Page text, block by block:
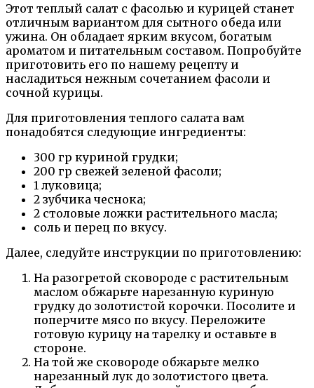
Этот теплый салат с фасолью и курицей станет
отличным вариантом для сытного обеда или
ужина. Он обладает ярким вкусом, богатым
ароматом и питательным составом. Попробуйте
приготовить его по нашему рецепту и
насладиться нежным сочетанием фасоли и
сочной курицы.
Для приготовления теплого салата вам
понадобятся следующие ингредиенты:
300 гр куриной грудки;
200 гр свежей зеленой фасоли;
1 луковица;
2 зубчика чеснока;
2 столовые ложки растительного масла;
соль и перец по вкусу.
Далее, следуйте инструкции по приготовлению:
На разогретой сковороде с растительным
маслом обжарьте нарезанную куриную
грудку до золотистой корочки. Посолите и
поперчите мясо по вкусу. Переложите
готовую курицу на тарелку и оставьте в
стороне.
На той же сковороде обжарьте мелко
нарезанный лук до золотистого цвета.